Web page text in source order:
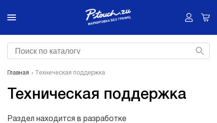
Главная Техническая поддержка
Техническая поддержка
Раздел находится в разработке